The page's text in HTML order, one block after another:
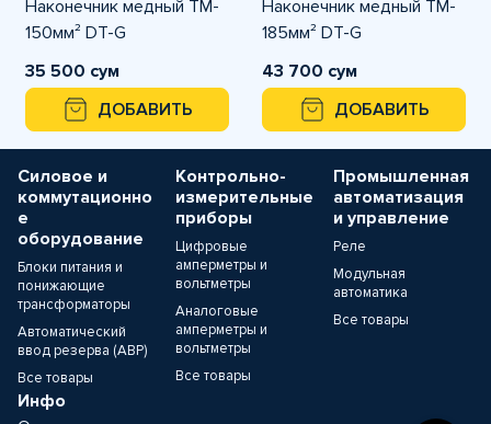
Наконечник медный TM-
150мм² DT-G
35 500 сум
ДОБАВИТЬ
Наконечник медный TM-
185мм² DT-G
43 700 сум
ДОБАВИТЬ
Силовое и
коммутационно
е
оборудование
Блоки питания и
понижающие
трансформаторы
Автоматический
ввод резерва (АВР)
Все товары
Контрольно-
измерительные
приборы
Цифровые
амперметры и
вольтметры
Аналоговые
амперметры и
вольтметры
Все товары
Промышленная
автоматизация
и управление
Реле
Модульная
автоматика
Все товары
Инфо